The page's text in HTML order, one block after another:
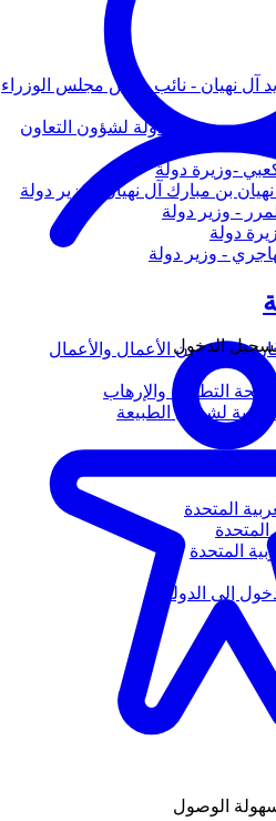
آل نهيان - نائب رئيس مجلس الوزراء
- وزيرة دولة لشؤون التعاون
-وزيرة دولة
بن مبارك آل نهيان - وزير دولة
- وزير دولة
دولة
- وزير دولة
لشؤون الأعمال والأعمال
التطرف والإرهاب
لشؤون الطبيعة
المتحدة
المتحدة
المتحدة
إلى الدولة
الدخول
الوصول